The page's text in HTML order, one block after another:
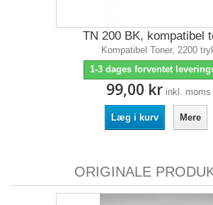
TN 200 BK, kompatibel
Kompatibel Toner, 2200
1-3 dages forventet
99,00 kr inkl. moms
Læg i kurv Mere
ORIGINALE